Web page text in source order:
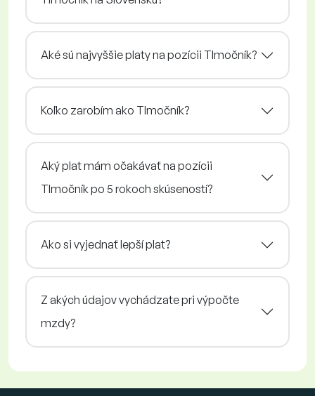
Aké sú najvyššie platy na pozícii Tlmočník?
Koľko zarobím ako Tlmočník?
Aký plat mám očakávať na pozícii
Tlmočník po 5 rokoch skúseností?
Ako si vyjednať lepší plat?
Z akých údajov vychádzate pri výpočte
mzdy?